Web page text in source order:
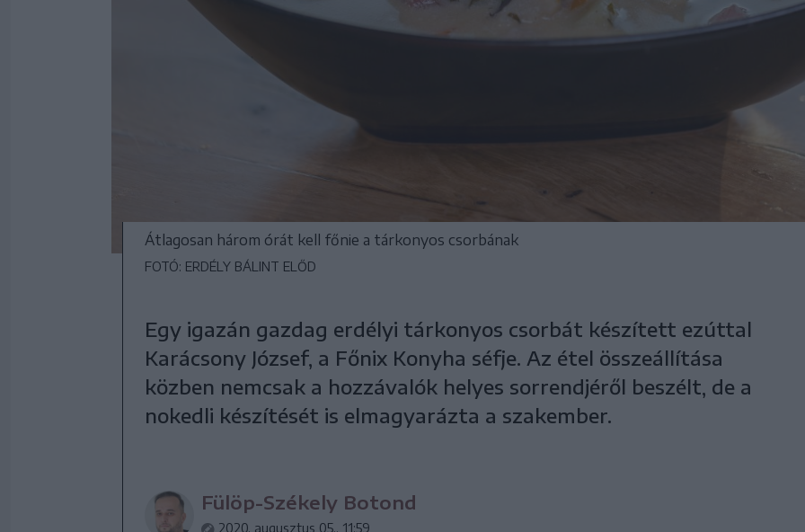
Átlagosan három órát kell főnie a tárkonyos csorbának
FOTÓ: ERDÉLY BÁLINT ELŐD
Egy igazán gazdag erdélyi tárkonyos csorbát készített ezúttal
Karácsony József, a Főnix Konyha séfje. Az étel összeállítása
közben nemcsak a hozzávalók helyes sorrendjéről beszélt, de a
nokedli készítését is elmagyarázta a szakember.
Fülöp-Székely Botond
2020. augusztus 05., 11:59